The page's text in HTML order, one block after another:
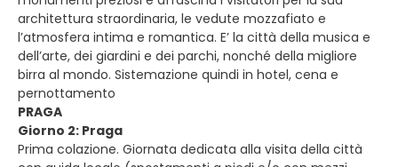
architettura straordinaria, le vedute mozzafiato e
l’atmosfera intima e romantica. E’ la città della musica e
dell’arte, dei giardini e dei parchi, nonché della migliore
birra al mondo. Sistemazione quindi in hotel, cena e
pernottamento
PRAGA
Giorno 2: Praga
Prima colazione. Giornata dedicata alla visita della città